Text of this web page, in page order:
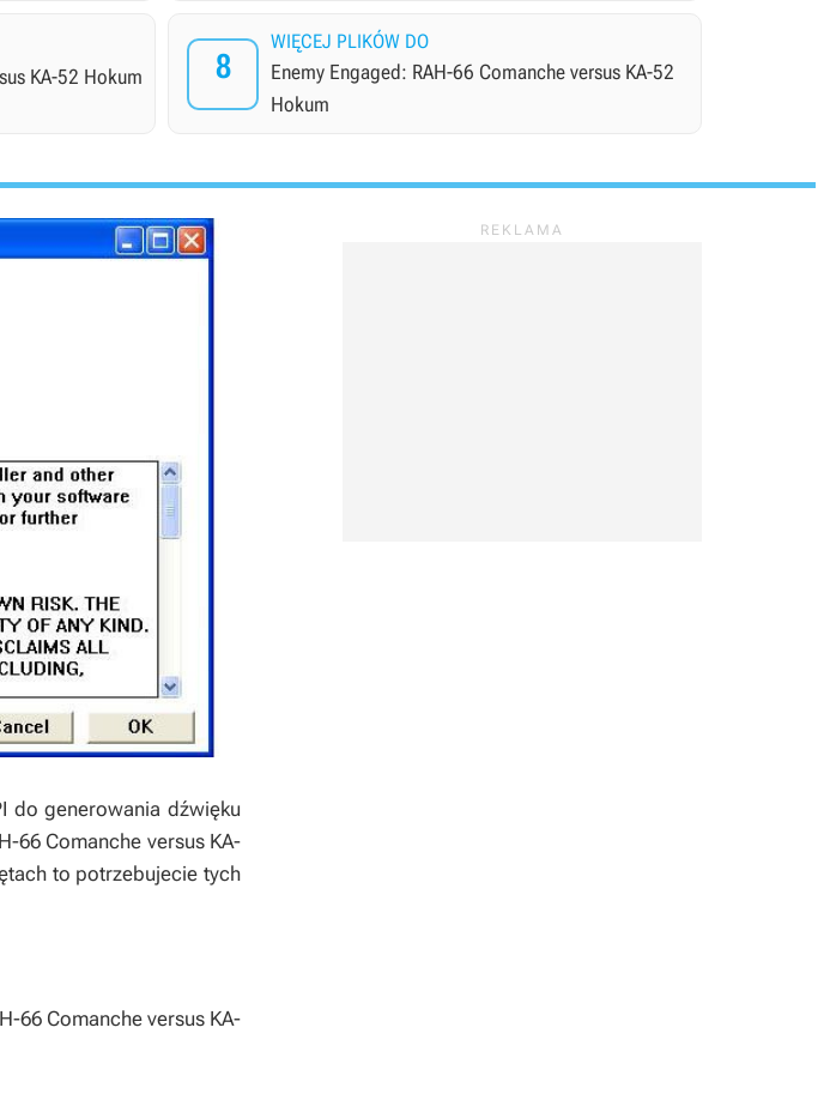
KA-52 Hokum 8
WIĘCEJ PLIKÓW DO
Enemy Engaged: RAH-66 Comanche versus KA-52
Hokum
do generowania dźwięku
66 Comanche versus KA-
to potrzebujecie tych
66 Comanche versus KA-